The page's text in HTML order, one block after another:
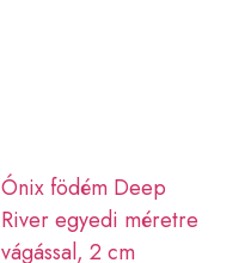
Ónix födém Deep
River egyedi méretre
vágással, 2 cm